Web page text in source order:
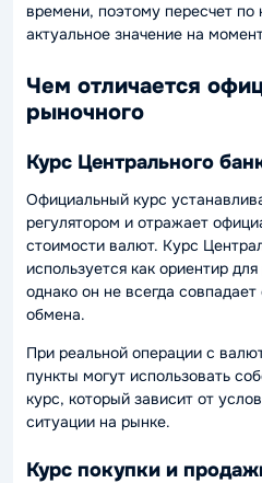
времени, поэтому пересчет по
актуальное значение на
Чем отличается
рыночного
Курс Центрального
Официальный курс
регулятором и отражает
стоимости валют. Курс
используется как ориентир
однако он не всегда
обмена.
При реальной операции с
пункты могут использовать
курс, который зависит от
ситуации на рынке.
Курс покупки и